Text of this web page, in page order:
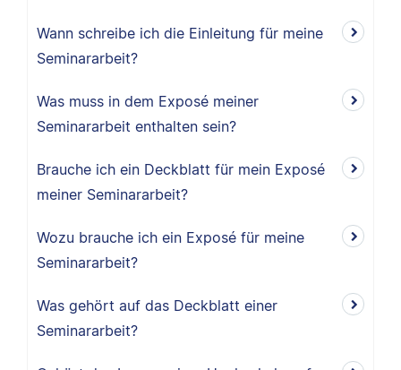
Wann schreibe ich die Einleitung für meine
Seminararbeit?
Was muss in dem Exposé meiner
Seminararbeit enthalten sein?
Brauche ich ein Deckblatt für mein Exposé
meiner Seminararbeit?
Wozu brauche ich ein Exposé für meine
Seminararbeit?
Was gehört auf das Deckblatt einer
Seminararbeit?